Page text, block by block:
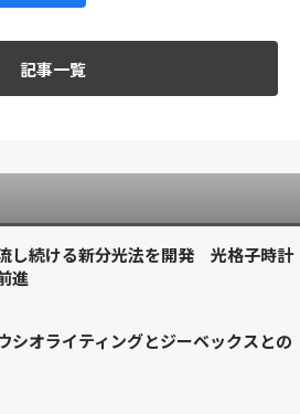
記事一覧
し続ける新分光法を開発 光格子時計
進
シオライティングとジーベックスとの